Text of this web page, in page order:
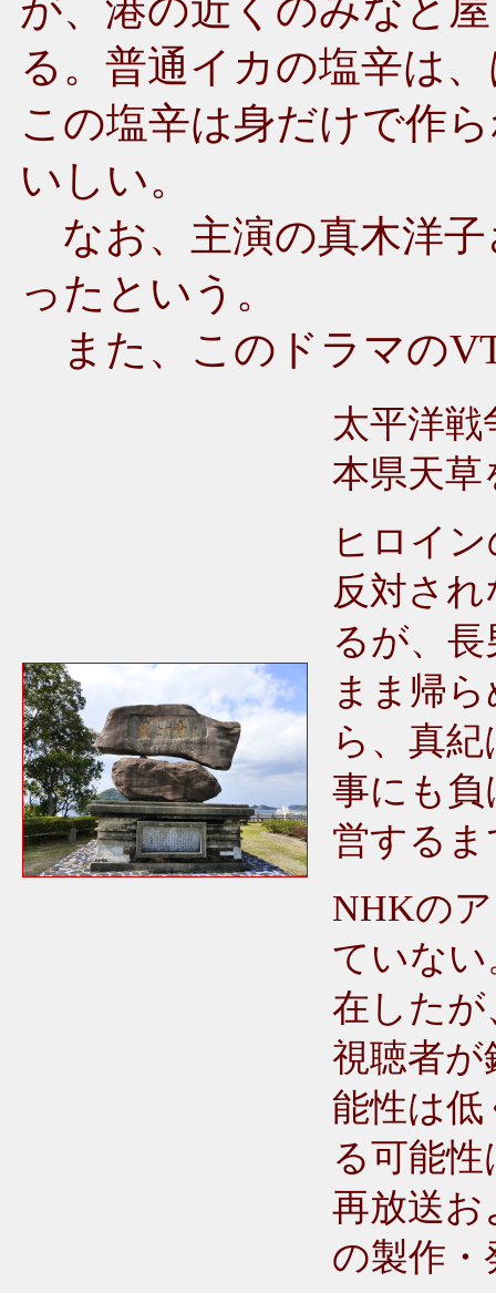
が、港の近くのみなと
る。普通イカの塩辛は
この塩辛は身だけで作
いしい。
なお、主演の真木洋
ったという。
また、このドラマの
太平洋
本県天草
ヒロイ
反対さ
るが、
まま帰
ら、真
事にも負
営する
NHKの
ていな
在したが
視聴者が
能性は低
る可能
再放送お
の製作